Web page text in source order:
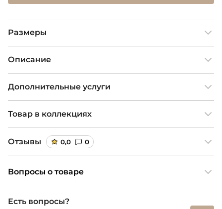
Размеры
Описание
Дополнительные услуги
Товар в коллекциях
Отзывы 0,0 0
Вопросы о товаре
Есть вопросы?